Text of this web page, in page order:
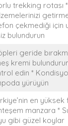
trekking rotası
çekmediği için
bulundurun
geride
kremi
edin *
yürüyün
en
manzara *
gibi güzel koylar